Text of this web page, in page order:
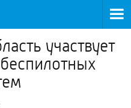
участвует